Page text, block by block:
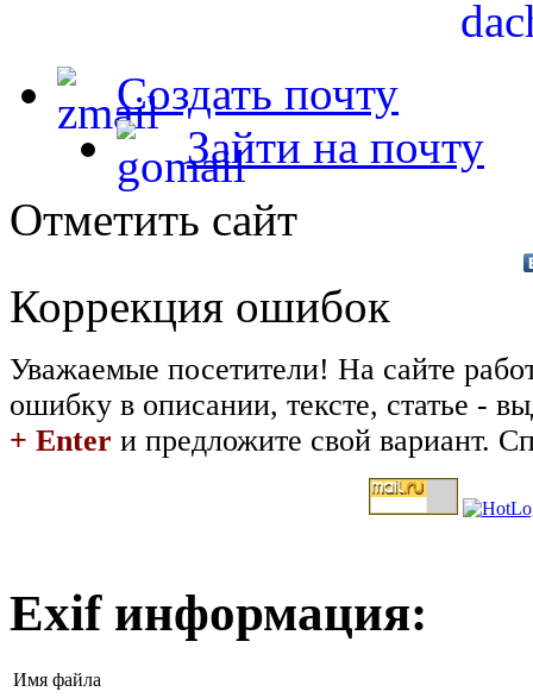
Создать почту
Зайти на почту
Отметить сайт
Коррекция ошибок
Уважаемые посетители! На сайте
ошибку в описании, тексте, статье -
+ Enter и предложите свой вариант.
Exif информация:
Имя файла